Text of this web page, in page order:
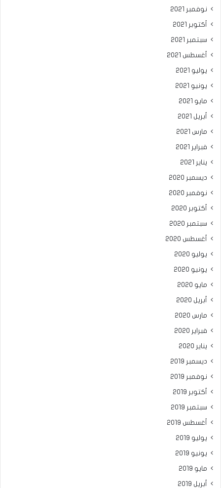
نوفمبر 2021
أكتوبر 2021
سبتمبر 2021
أغسطس 2021
يوليو 2021
يونيو 2021
مايو 2021
أبريل 2021
مارس 2021
فبراير 2021
يناير 2021
ديسمبر 2020
نوفمبر 2020
أكتوبر 2020
سبتمبر 2020
أغسطس 2020
يوليو 2020
يونيو 2020
مايو 2020
أبريل 2020
مارس 2020
فبراير 2020
يناير 2020
ديسمبر 2019
نوفمبر 2019
أكتوبر 2019
سبتمبر 2019
أغسطس 2019
يوليو 2019
يونيو 2019
مايو 2019
أبريل 2019